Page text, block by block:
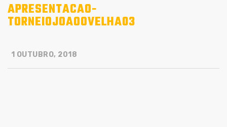
APRESENTACAO-
TORNEIOJOAOOVELHA03
1 OUTUBRO, 2018